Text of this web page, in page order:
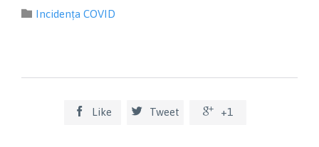
 Category
Incidența COVID
 Like  Tweet  +1